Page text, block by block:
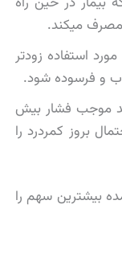
میكند.
استفاده زودتر
و فرسوده شود.
موجب فشار بیش
بروز كمردرد را
بیشترین سهم را